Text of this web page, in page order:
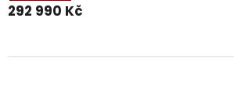
292 990 Kč